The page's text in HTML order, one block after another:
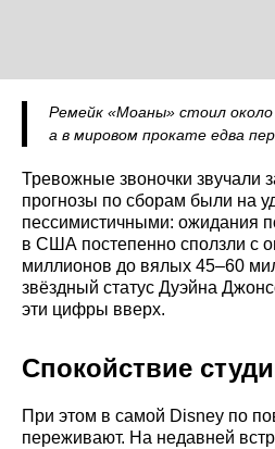
Ремейк «Моаны» стоил около
а в мировом прокате едва
Тревожные звоночки звучали
прогнозы по сборам были на
пессимистичными: ожидания
в США постепенно сползли с
миллионов до вялых 45–60
звёздный статус Дуэйна
эти цифры вверх.
Спокойствие
При этом в самой Disney по
переживают. На недавней